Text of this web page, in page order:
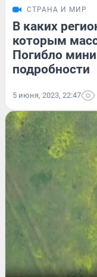
СТРАНА И МИР
В каких
которым
Погибло
подробности
5 июня, 2023, 22:47